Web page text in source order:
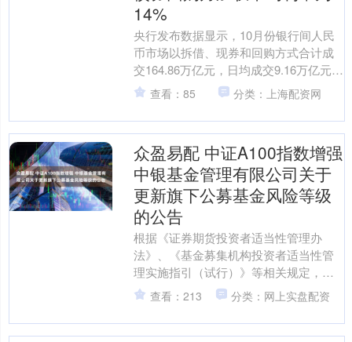
14%
央行发布数据显示，10月份银行间人民
币市场以拆借、现券和回购方式合计成
交164.86万亿元，日均成交9.16万亿元，
日均成交同比增长0.9%。其中，同业拆
借日均....
查看：85 分类：上海配资网
众盈易配 中证A100指数增强
中银基金管理有限公司关于
更新旗下公募基金风险等级
的公告
根据《证券期货投资者适当性管理办
法》、《基金募集机构投资者适当性管
理实施指引（试行）》等相关规定，中
银基金管理有限公司（以下简称“本公
司”）对旗下公募基金产品风....
查看：213 分类：网上实盘配资